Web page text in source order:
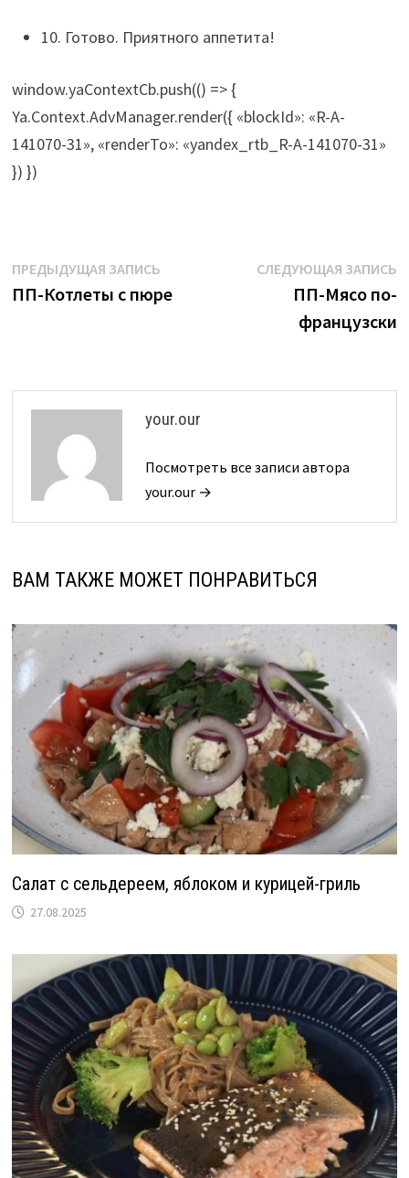
10. Готово. Приятного аппетита!
window.yaContextCb.push(() => {
Ya.Context.AdvManager.render({ «blockId»: «R-A-
141070-31», «renderTo»: «yandex_rtb_R-A-141070-31»
}) })
Навигация
по
ПРЕДЫДУЩАЯ ЗАПИСЬПредыдущая
запись:
ПП-Котлеты с пюре
СЛЕДУЮЩАЯ ЗАПИСЬ
ПП-Мясо по-
французски
your.our
Посмотреть все записи автора
your.our →
ВАМ ТАКЖЕ МОЖЕТ ПОНРАВИТЬСЯ
Салат с сельдереем, яблоком и курицей-гриль
27.08.2025